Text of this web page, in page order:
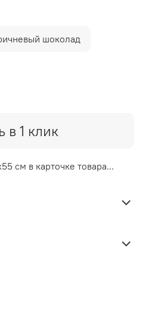
в 1 клик
шоколад
см в карточке товара...